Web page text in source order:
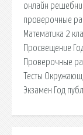
онлайн
проверочные
Математика 2
Просвещение
Проверочные
Тесты
Экзамен Год